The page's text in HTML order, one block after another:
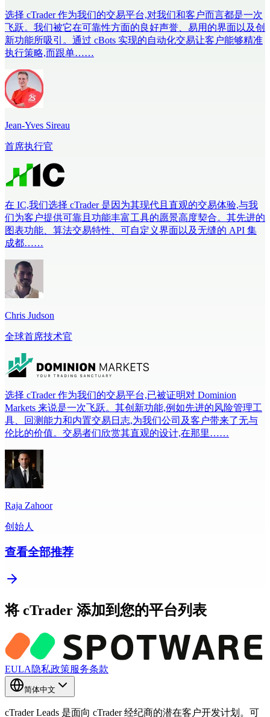
选择 cTrader 作为我们的交易平台,对我们和客户而言都是一次
飞跃。我们被它在可靠性方面的良好声誉、易用的界面以及创
新功能所吸引。通过 cBots 实现的自动化交易让客户能够精准
执行策略,而跟单……
Jean-Yves Sireau
首席执行官
在 IC,我们选择 cTrader 是因为其现代且直观的交易体验,与我
们为客户提供可靠且功能丰富工具的愿景高度契合。其先进的
图表功能、算法交易特性、可自定义界面以及无缝的 API 集
成都……
Chris Judson
全球首席技术官
选择 cTrader 作为我们的交易平台,已被证明对 Dominion
Markets 来说是一次飞跃。其创新功能,例如先进的风险管理工
具、回测能力和内置交易日志,为我们公司及客户带来了无与
伦比的价值。交易者们欣赏其直观的设计,在那里……
Raja Zahoor
创始人
查看全部推荐
将 cTrader 添加到您的平台列表
EULA 隐私政策服务条款
简体中文
cTrader Leads 是面向 cTrader 经纪商的潜在客户开发计划。可